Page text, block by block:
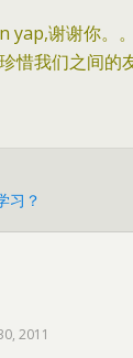
yap,谢谢你。
惜我们之间的
习？
2011